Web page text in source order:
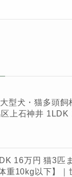
型犬・猫多頭
上石神井 1LDK
16万円 猫3匹
重10kg以下】｜